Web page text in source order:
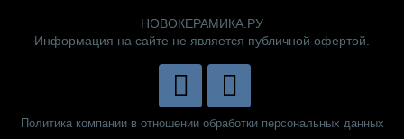
НОВОКЕРАМИКА.РУ
Информация на сайте не является публичной офертой.
Политика компании в отношении обработки персональных данных